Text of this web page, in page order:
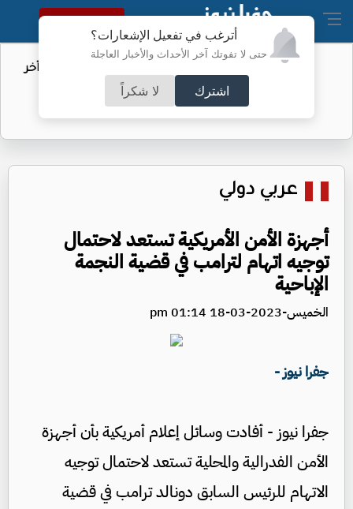
أترغب في تفعيل الإشعارات؟
حتى لا تفوتك آخر الأحداث والأخبار العاجلة
اشترك لا شكراً
النسخة الكاملة
مهاجرو سبتة.. الاتحاد الأوروبي يكشف آخر
التطورات
عربي دولي
أجهزة الأمن الأمريكية تستعد لاحتمال
توجيه اتهام لترامب في قضية النجمة
الإباحية
الخميس-2023-03-18 01:14 pm
جفرا نيوز -
جفرا نيوز - أفادت وسائل إعلام أمريكية بأن أجهزة
الأمن الفدرالية والمحلية تستعد لاحتمال توجيه
الاتهام للرئيس السابق دونالد ترامب في قضية